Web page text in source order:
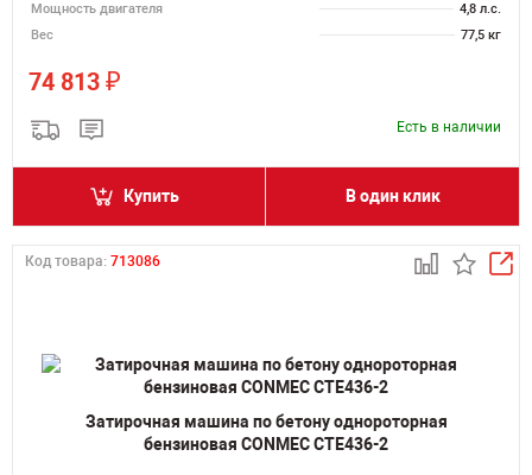
Мощность двигателя
4,8 л.с.
Вес
77,5 кг
74 813 ₽
Есть в наличии
Купить В один клик
Код товара: 713086
Затирочная машина по бетону однороторная
бензиновая CONMEC CTE436-2